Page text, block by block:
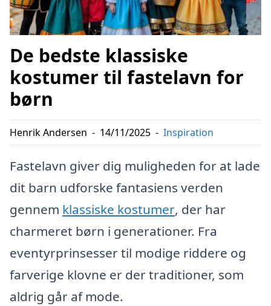
De bedste klassiske
kostumer til fastelavn for
børn
Henrik Andersen - 14/11/2025 - Inspiration
Fastelavn giver dig muligheden for at lade
dit barn udforske fantasiens verden
gennem klassiske kostumer, der har
charmeret børn i generationer. Fra
eventyrprinsesser til modige riddere og
farverige klovne er der traditioner, som
aldrig går af mode.